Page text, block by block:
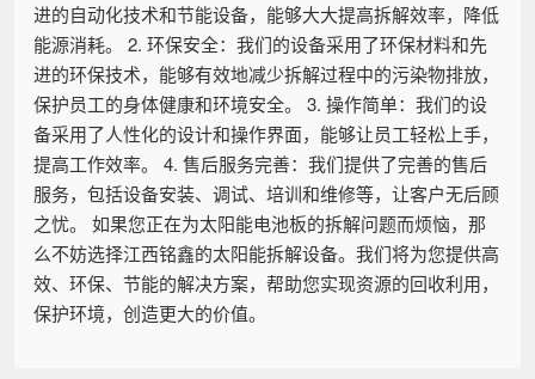
进的自动化技术和节能设备，能够大大提高拆解效率，降低
能源消耗。 2. 环保安全：我们的设备采用了环保材料和先
进的环保技术，能够有效地减少拆解过程中的污染物排放，
保护员工的身体健康和环境安全。 3. 操作简单：我们的设
备采用了人性化的设计和操作界面，能够让员工轻松上手，
提高工作效率。 4. 售后服务完善：我们提供了完善的售后
服务，包括设备安装、调试、培训和维修等，让客户无后顾
之忧。 如果您正在为太阳能电池板的拆解问题而烦恼，那
么不妨选择江西铭鑫的太阳能拆解设备。我们将为您提供高
效、环保、节能的解决方案，帮助您实现资源的回收利用，
保护环境，创造更大的价值。